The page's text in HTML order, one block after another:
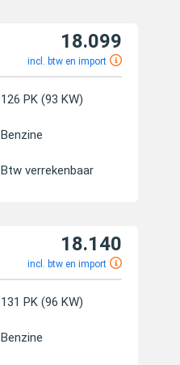
18.099
incl. btw en import
126 PK (93 KW)
Benzine
Btw verrekenbaar
18.140
incl. btw en import
131 PK (96 KW)
Benzine